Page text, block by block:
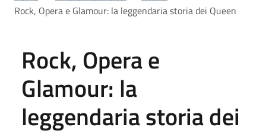
Rock, Opera e Glamour: la leggendaria storia dei Queen
Rock, Opera e
Glamour: la
leggendaria storia dei